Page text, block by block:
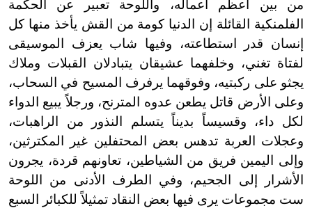
من بين أعظم أعماله، واللوحة تعبير عن الحكمة
الفلمنكية القائلة إن الدنيا كومة من القش يأخذ منها كل
إنسان قدر استطاعته، وفيها شاب يعزف الموسيقى
لفتاة تغني، وخلفهما عشيقان يتبادلان القبلات وملاك
يجثو على ركبتيه، وفوقهما يرفرف المسيح في السحاب،
وعلى الأرض قاتل يطعن عدوه المترنح، ورجلاً يبيع الدواء
لكل داء، وقسيساً بديناً يتسلم النذور من الراهبات،
وعجلات العربة تدهس بعض المحتفلين غير المكترثين،
وإلى اليمين فريق من الشياطين، تعاونهم قردة، يجرون
الأشرار إلى الجحيم، وفي الطرف الأدنى من اللوحة
ست مجموعات يرى فيها بعض النقاد تمثيلاً للكبائر السبع